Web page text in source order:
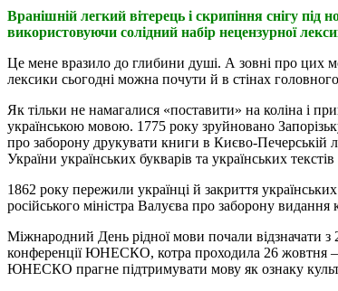
Вранішній легкий вітерець і скрипіння снігу
використовуючи солідний набір нецензурної
Це мене вразило до глибини душі. А зовні про цих
лексики сьогодні можна почути й в стінах
Як тільки не намагалися «поставити» на коліна і
українською мовою. 1775 року зруйновано
про заборону друкувати книги в Києво-Печерській
України українських букварів та українських
1862 року пережили українці й закриття
російського міністра Валуєва про заборону
Міжнародний День рідної мови почали відзначати з
конференції ЮНЕСКО, котра проходила 26 жовтня –
ЮНЕСКО прагне підтримувати мову як ознаку